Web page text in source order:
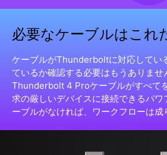
必要なケーブルはこれ
ケーブルがThunderboltに対応してい
ているか確認する必要はもうありませ
Thunderbolt 4 Proケーブルがすべて
求の厳しいデバイスに接続できるパワ
ーブルがなければ、ワークフローは成